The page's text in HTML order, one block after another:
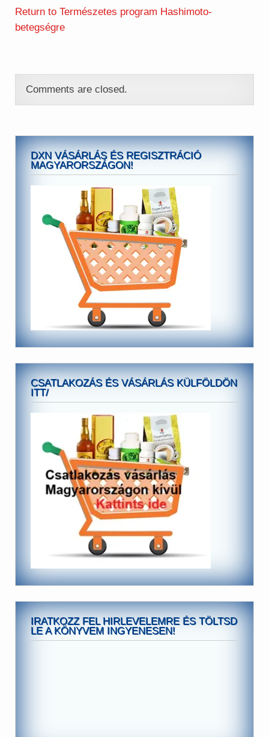
Return to Természetes program Hashimoto-
betegségre
Comments are closed.
DXN VÁSÁRLÁS ÉS REGISZTRÁCIÓ
MAGYARORSZÁGON!
CSATLAKOZÁS ÉS VÁSÁRLÁS KÜLFÖLDÖN
ITT/
IRATKOZZ FEL HIRLEVELEMRE ÉS TÖLTSD
LE A KÖNYVEM INGYENESEN!